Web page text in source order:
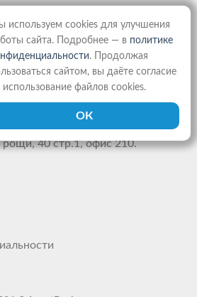
40 стр.1, офис 210.
используем cookies для улучшения
сайта. Подробнее — в политике
. Продолжая
сайтом, вы даёте согласие
использование файлов cookies.